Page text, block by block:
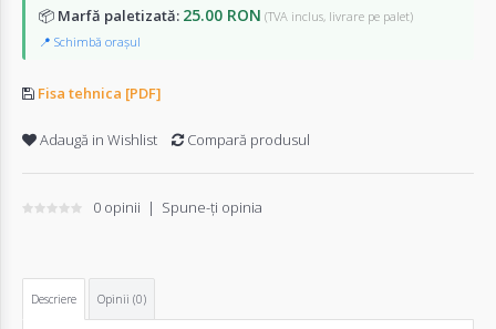
📦 Marfă paletizată: 25.00 RON (TVA inclus, livrare pe palet)
📍 Schimbă orașul
Fisa tehnica [PDF]
Adaugă in Wishlist Compară produsul
0 opinii | Spune-ţi opinia
Descriere Opinii (0)